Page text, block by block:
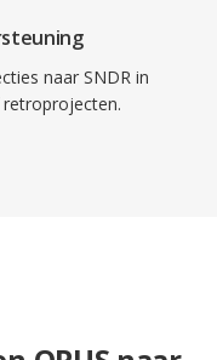
naar SNDR in